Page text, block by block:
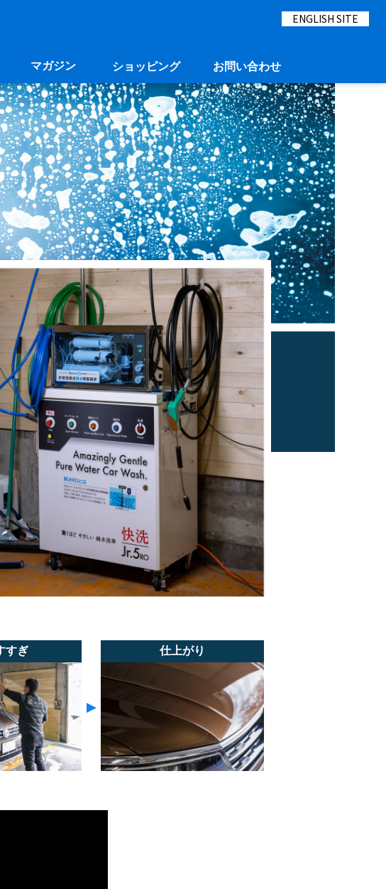
ENGLISH SITE
マガジン ショッピング お問い合わせ
すぎ
▼
仕上がり